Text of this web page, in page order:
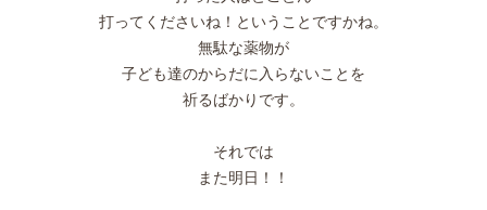
打ってくださいね！ということですかね。
無駄な薬物が
子ども達のからだに入らないことを
祈るばかりです。
それでは
また明日！！